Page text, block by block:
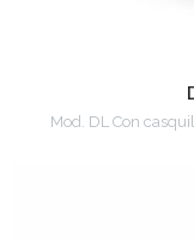
Mod. DL Con